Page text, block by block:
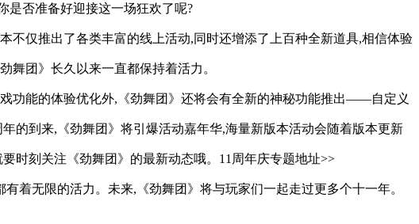
是否准备好迎接这一场狂欢了呢?
不仅推出了各类丰富的线上活动,同时还增添了上百种全新道具,相信体验
舞团》长久以来一直都保持着活力。
功能的体验优化外,《劲舞团》还将会有全新的神秘功能推出——自定义
的到来,《劲舞团》将引爆活动嘉年华,海量新版本活动会随着版本更新
时刻关注《劲舞团》的最新动态哦。11周年庆专题地址>>
着无限的活力。未来,《劲舞团》将与玩家们一起走过更多个十一年。